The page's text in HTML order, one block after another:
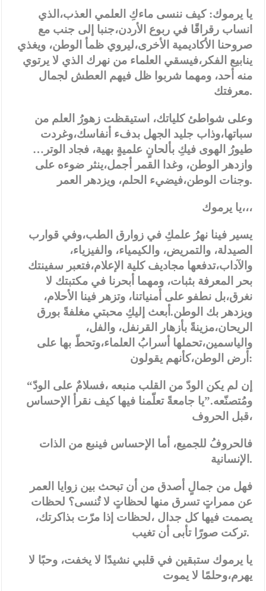
يا يرموك: كيف ننسى ماءكِ العلمي العذب،الذي
انساب رقراقًا في ربوع الأردن،جنبا إلى جنب مع
صروحنا الأكاديمية الأخرى،ليروي ظمأ الوطن، ويغذي
ينابيع الفكر،فيسقي العلماء من نهرك الذي لا يرتوي
منه أحد، ومهما شربوا ظل فيهم العطش لجمال
معرفتك.
وعلى شواطئ كلياتك، استيقظت زهورُ العلم من
سباتها،وذاب جليد الجهل بدفء أنفاسك،وغردت
طيورُ الهوى فيكِ بألحانٍ علميةٍ بهية، فجاد الوتر…
وازدهر الوطن، وغدا القمر أجمل،ينثر ضوءه على
وجنات الوطن،فيضيء الحلم، ويزدهر العمر.
يا يرموك،،،
يسير فينا نهرُ علمكِ في زوارق الطب،وفي قوارب
الصيدلة، والتمريض، والكيمياء، والفيزياء،
والآداب،تدفعها مجاديف كلية الإعلام،فتعبر سفينتك
بحر المعرفة بثبات، ومهما أبحرنا في مكتبتك لا
نغرق،بل نطفو على أمنياتنا، وتزهر فينا الأحلام،
ويزدهر بك الوطن.أبعث إليكِ محبتي مغلفةً بورق
الريحان،مزينةً بأزهار القرنفل، والفل،
والياسمين،تحملها أسرابُ العلماء،وتحطّ بها على
أرض الوطن،كأنهم يقولون:
“إن لم يكن الودّ من القلب منبعه ،فسلامٌ على الودّ
ومُتصنّعه.”يا جامعةً تعلّمنا فيها كيف نقرأ الإحساس
قبل الحروف،
فالحروفُ للجميع، أما الإحساس فينبع من الذات
الإنسانية.
فهل من جمالٍ أصدق من أن تبحث بين زوايا العمر
عن ممراتٍ تسرق منها لحظاتٍ لا تُنسى؟ لحظات
يصمت فيها كل جدال ،لحظات إذا مرّت بذاكرتك،
تركت صورًا تأبى أن تغيب.
يا يرموك ستبقين في قلبي نشيدًا لا يخفت، وحبًا لا
يهرم،وحلمًا لا يموت